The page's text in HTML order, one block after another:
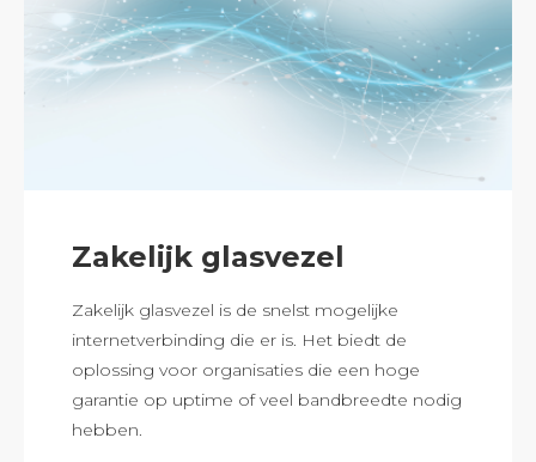
Zakelijk glasvezel
Zakelijk glasvezel is de snelst mogelijke
internetverbinding die er is. Het biedt de
oplossing voor organisaties die een hoge
garantie op uptime of veel bandbreedte nodig
hebben.